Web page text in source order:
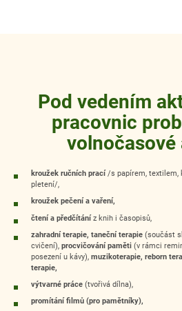
Pod vedením
pracovnic
kroužek ručních prací/s papírem, textilem,
pletení/,
kroužek pečení a vaření,
čtení a předčítáníz knih i časopisů,
zahradní terapie, taneční terapie (součást
cvičení), procvičování paměti (v rámci
posezení u kávy), muzikoterapie, reborn
terapie,
výtvarné práce (tvořivá dílna),
promítání filmů (pro pamětníky),